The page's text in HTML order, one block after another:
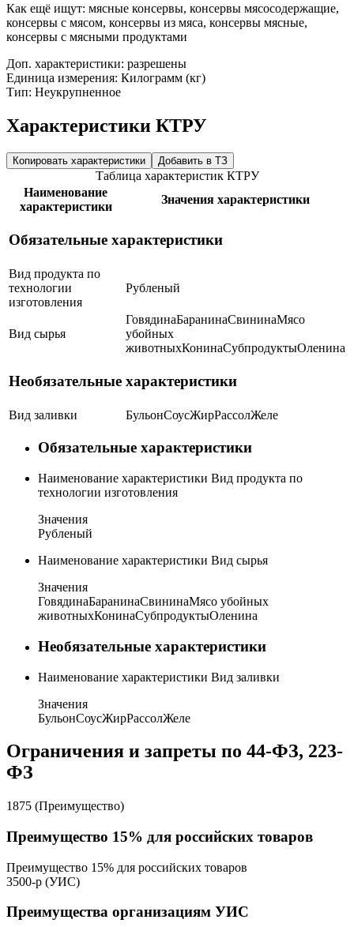
Как ещё ищут: мясные консервы, консервы мясосодержащие,
консервы с мясом, консервы из мяса, консервы мясные,
консервы с мясными продуктами
Доп. характеристики: разрешены
Единица измерения: Килограмм (кг)
Тип: Неукрупненное
Характеристики КТРУ
Копировать характеристики Добавить в ТЗ
Таблица характеристик КТРУ
Наименование
характеристики
Значения характеристики
Обязательные характеристики
Вид продукта по
технологии
изготовления
Рубленый
Вид сырья
ГовядинаБаранинаСвининаМясо
убойных
животныхКонинаСубпродуктыОленина
Необязательные характеристики
Вид заливки БульонСоусЖирРассолЖеле
Обязательные характеристики
Наименование характеристики Вид продукта по
технологии изготовления
Значения
Рубленый
Наименование характеристики Вид сырья
Значения
ГовядинаБаранинаСвининаМясо убойных
животныхКонинаСубпродуктыОленина
Необязательные характеристики
Наименование характеристики Вид заливки
Значения
БульонСоусЖирРассолЖеле
Ограничения и запреты по 44-ФЗ, 223-
ФЗ
1875 (Преимущество)
Преимущество 15% для российских товаров
Преимущество 15% для российских товаров
3500-р (УИС)
Преимущества организациям УИС